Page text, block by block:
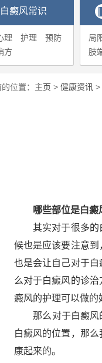
白癜风常识
理 护理
预防
方
局
肢
位置： 主页 > 健康资讯 >
哪些部位是白癜
其实对于很多的白
候也是应该要注意
也是会让自己对于
么对于白癜风的诊
癜风的护理可以做的
那么对于白癜风的
白癜风的位置，那
康起来的。